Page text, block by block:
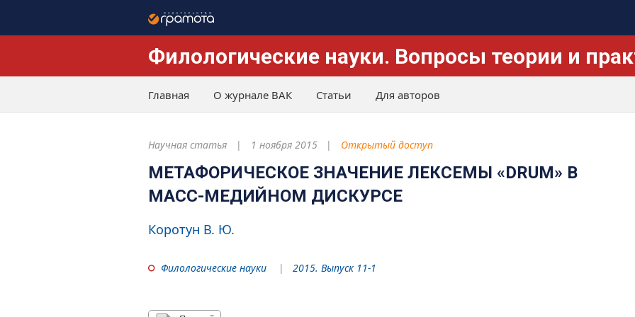
Филологические науки. Вопросы теории и
Главная О журнале ВАК Статьи Для авторов
Научная статья 1 ноября 2015 Открытый доступ
МЕТАФОРИЧЕСКОЕ ЗНАЧЕНИЕ ЛЕКСЕМЫ «DRUM» В
МАСС-МЕДИЙНОМ ДИСКУРСЕ
Коротун В. Ю.
Филологические науки 2015. Выпуск 11-1